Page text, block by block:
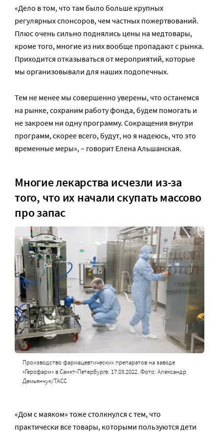
«Дело в том, что там было больше крупных
регулярных спонсоров, чем частных пожертвований.
Плюс очень сильно поднялись цены на медтовары,
кроме того, многие из них вообще пропадают с рынка.
Приходится отказываться от мероприятий, которые
мы организовывали для наших подопечных.
Тем не менее мы совершенно уверены, что останемся
на рынке, сохраним работу фонда, будем помогать и
не закроем ни одну программу. Сокращения внутри
программ, скорее всего, будут, но я надеюсь, что это
временные меры», – говорит Елена Альшанская.
Многие лекарства исчезли из-за
того, что их начали скупать массово
про запас
Производство фармацевтических препаратов на заводе
«Герофарм» в Санкт-Петербурге. 17.03.2022. Фото: Александр
Демьянчук/ТАСС
«Дом с маяком» тоже столкнулся с тем, что
практически все товары, которыми пользуются дети